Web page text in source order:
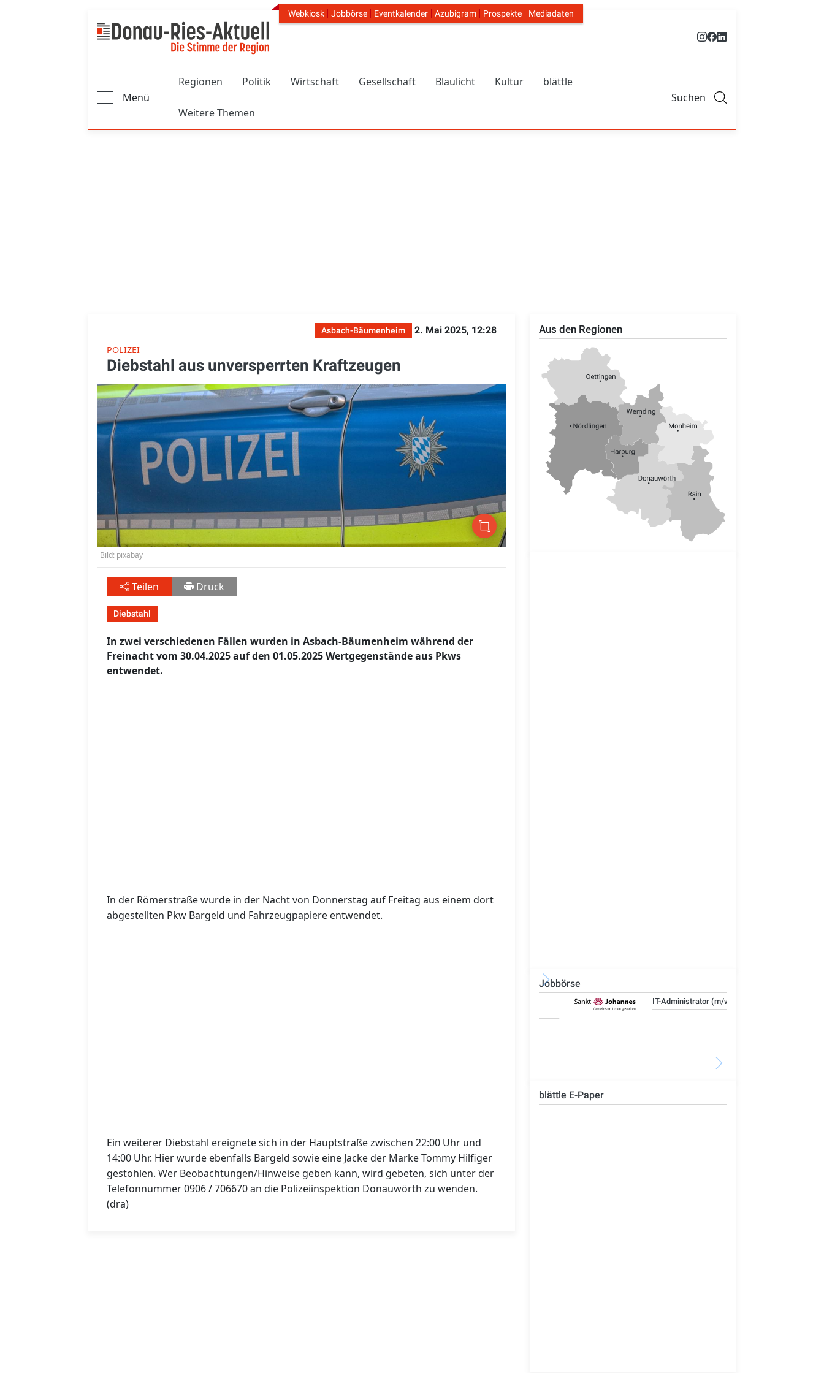
Header Navigation
Webkiosk Jobbörse Eventkalender Azubigram Prospekte Mediadaten
Menü
Regionen Politik Wirtschaft Gesellschaft Blaulicht Kultur blättle
Weitere Themen
Suchen
Asbach-Bäumenheim
2. Mai 2025, 12:28
POLIZEI
Diebstahl aus unversperrten Kraftzeugen
Bild: pixabay
Teilen Druck
Diebstahl
In zwei verschiedenen Fällen wurden in Asbach-Bäumenheim während der
Freinacht vom 30.04.2025 auf den 01.05.2025 Wertgegenstände aus Pkws
entwendet.
In der Römerstraße wurde in der Nacht von Donnerstag auf Freitag aus einem dort
abgestellten Pkw Bargeld und Fahrzeugpapiere entwendet.
Ein weiterer Diebstahl ereignete sich in der Hauptstraße zwischen 22:00 Uhr und
14:00 Uhr. Hier wurde ebenfalls Bargeld sowie eine Jacke der Marke Tommy Hilfiger
gestohlen. Wer Beobachtungen/Hinweise geben kann, wird gebeten, sich unter der
Telefonnummer 0906 / 706670 an die Polizeiinspektion Donauwörth zu wenden.
(dra)
Aus den Regionen
Jobbörse
IT-Administrator (m/w/d)
blättle E-Paper